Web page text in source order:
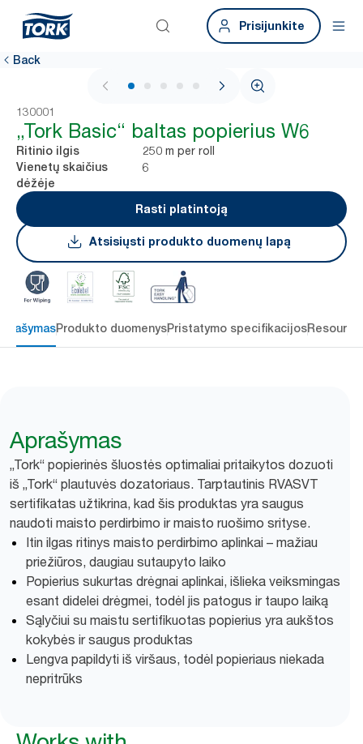
Prisijunkite
Back
1 / 5
130001
„Tork Basic“ baltas popierius W6
Ritinio ilgis 250 m per roll
Vienetų skaičius
dėžėje
6
Rasti platintoją
Atsisiųsti produkto duomenų lapą
Produkto duomenysPristatymo specifikacijos
Aprašymas
„Tork“ popierinės šluostės optimaliai pritaikytos dozuoti
iš „Tork“ plautuvės dozatoriaus. Tarptautinis RVASVT
sertifikatas užtikrina, kad šis produktas yra saugus
naudoti maisto perdirbimo ir maisto ruošimo srityse.
Itin ilgas ritinys maisto perdirbimo aplinkai – mažiau
priežiūros, daugiau sutaupyto laiko
Popierius sukurtas drėgnai aplinkai, išlieka veiksmingas
esant didelei drėgmei, todėl jis patogus ir taupo laiką
Sąlyčiui su maistu sertifikuotas popierius yra aukštos
kokybės ir saugus produktas
Lengva papildyti iš viršaus, todėl popieriaus niekada
nepritrūks